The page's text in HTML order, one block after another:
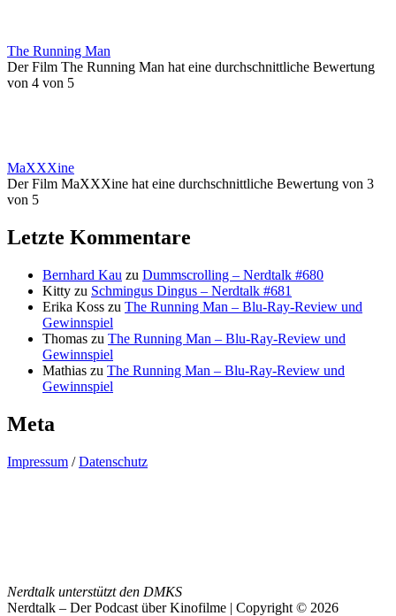
The Running Man
Der Film The Running Man hat eine durchschnittliche Bewertung
von 4 von 5
MaXXXine
Der Film MaXXXine hat eine durchschnittliche Bewertung von 3
von 5
Letzte Kommentare
Bernhard Kau zu Dummscrolling – Nerdtalk #680
Kitty zu Schmingus Dingus – Nerdtalk #681
Erika Koss zu The Running Man – Blu-Ray-Review und
Gewinnspiel
Thomas zu The Running Man – Blu-Ray-Review und
Gewinnspiel
Mathias zu The Running Man – Blu-Ray-Review und
Gewinnspiel
Meta
Impressum /Datenschutz
Nerdtalk unterstützt den DMKS
Nerdtalk – Der Podcast über Kinofilme | Copyright © 2026